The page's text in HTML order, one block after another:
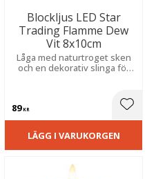
till i favoriter
Blockljus LED Star
Trading Flamme Dew
Vit 8x10cm
Låga med naturtroget sken
och en dekorativ slinga för
89KR
LÄGG I VARUKORGEN